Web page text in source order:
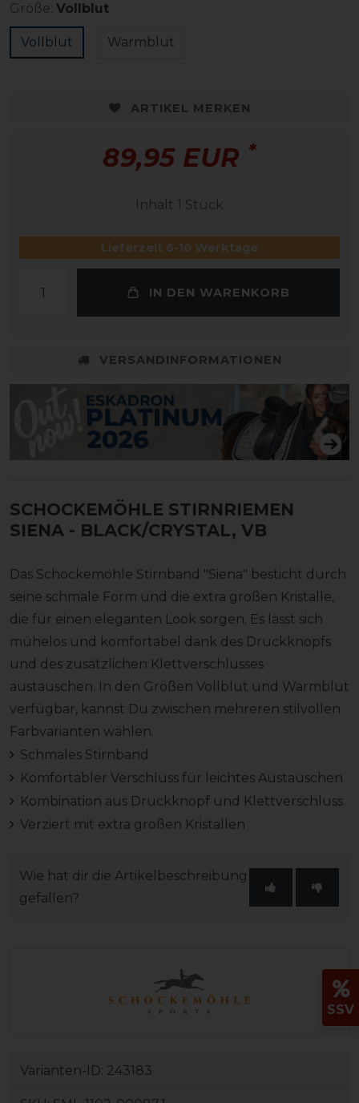
Größe: Vollblut
Vollblut Warmblut
ARTIKEL MERKEN
89,95 EUR *
Inhalt 1 Stück
Lieferzeit 6-10 Werktage
IN DEN WARENKORB
VERSANDINFORMATIONEN
SCHOCKEMÖHLE STIRNRIEMEN
SIENA - BLACK/CRYSTAL, VB
Das Schockemöhle Stirnband "Siena" besticht durch
seine schmale Form und die extra großen Kristalle,
die für einen eleganten Look sorgen. Es lässt sich
mühelos und komfortabel dank des Druckknopfs
und des zusätzlichen Klettverschlusses
austauschen. In den Größen Vollblut und Warmblut
verfügbar, kannst Du zwischen mehreren stilvollen
Farbvarianten wählen.
Schmales Stirnband
Komfortabler Verschluss für leichtes Austauschen
Kombination aus Druckknopf und Klettverschluss
Verziert mit extra großen Kristallen
Wie hat dir die Artikelbeschreibung
gefallen?
Varianten-ID: 243183
SSV